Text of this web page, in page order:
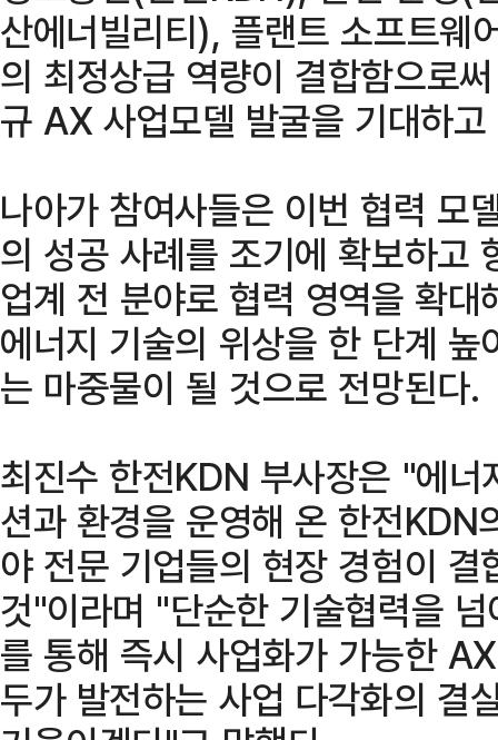
산에너빌리티), 플랜트 소프트웨
의 최정상급 역량이 결합함으로
규 AX 사업모델 발굴을 기대하고
나아가 참여사들은 이번 협력 모
의 성공 사례를 조기에 확보하고
업계 전 분야로 협력 영역을 확
에너지 기술의 위상을 한 단계
는 마중물이 될 것으로 전망된다.
최진수 한전KDN 부사장은 "에
션과 환경을 운영해 온 한전KDN
야 전문 기업들의 현장 경험이
것"이라며 "단순한 기술협력을
를 통해 즉시 사업화가 가능한
두가 발전하는 사업 다각화의 결